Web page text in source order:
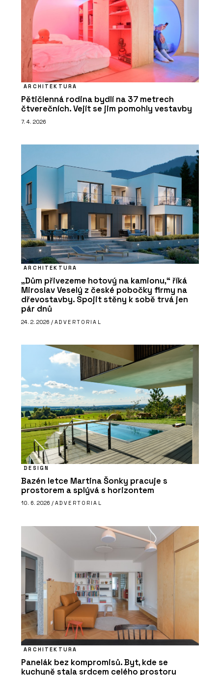
ARCHITEKTURA
Pětičlenná rodina bydlí na 37 metrech
čtverečních. Vejít se jim pomohly vestavby
7. 4. 2026
ARCHITEKTURA
„Dům přivezeme hotový na kamionu,“ říká
Miroslav Veselý z české pobočky firmy na
dřevostavby. Spojit stěny k sobě trvá jen
pár dnů
24. 2. 2026 / ADVERTORIAL
DESIGN
Bazén letce Martina Šonky pracuje s
prostorem a splývá s horizontem
10. 6. 2026 / ADVERTORIAL
ARCHITEKTURA
Panelák bez kompromisů. Byt, kde se
kuchyně stala srdcem celého prostoru